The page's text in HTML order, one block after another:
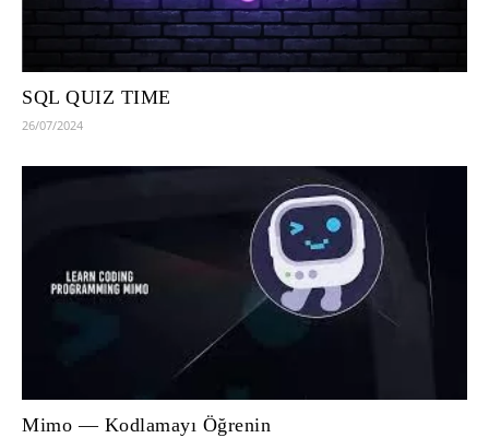
SQL QUIZ TIME
26/07/2024
Mimo — Kodlamayı Öğrenin